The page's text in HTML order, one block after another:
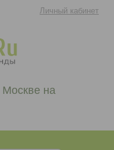
Личный кабинет
Москве на